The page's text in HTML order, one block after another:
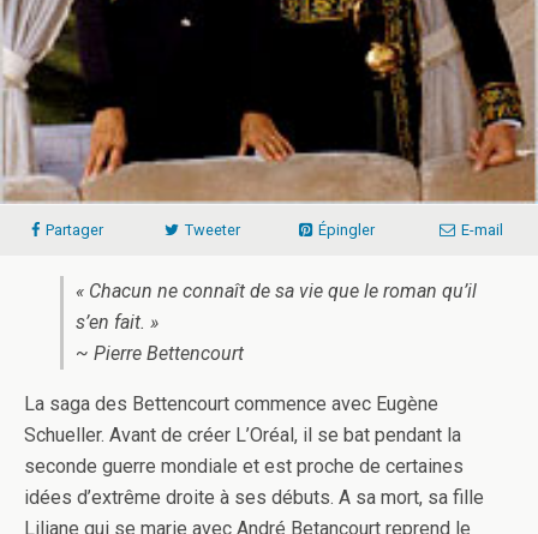
Partager Tweeter Épingler E-mail
« Chacun ne connaît de sa vie que le roman qu’il
s’en fait. »
~ Pierre Bettencourt
La saga des Bettencourt commence avec Eugène
Schueller. Avant de créer L’Oréal, il se bat pendant la
seconde guerre mondiale et est proche de certaines
idées d’extrême droite à ses débuts. A sa mort, sa fille
Liliane qui se marie avec André Betancourt reprend le